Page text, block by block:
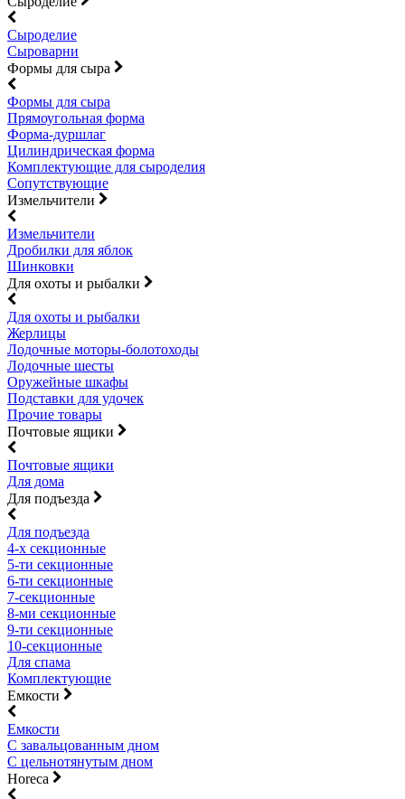
Сыроделие
Сыроварни
Формы для сыра
Формы для сыра
Прямоугольная форма
Форма-дуршлаг
Цилиндрическая форма
Комплектующие для сыроделия
Сопутствующие
Измельчители
Измельчители
Дробилки для яблок
Шинковки
Для охоты и рыбалки
Для охоты и рыбалки
Жерлицы
Лодочные моторы-болотоходы
Лодочные шесты
Оружейные шкафы
Подставки для удочек
Прочие товары
Почтовые ящики
Почтовые ящики
Для дома
Для подъезда
Для подъезда
4-х секционные
5-ти секционные
6-ти секционные
7-секционные
8-ми секционные
9-ти секционные
10-секционные
Для спама
Комплектующие
Емкости
Емкости
С завальцованным дном
С цельнотянутым дном
Horeca